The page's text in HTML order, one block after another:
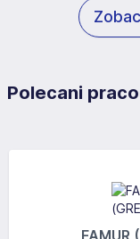
Polecani